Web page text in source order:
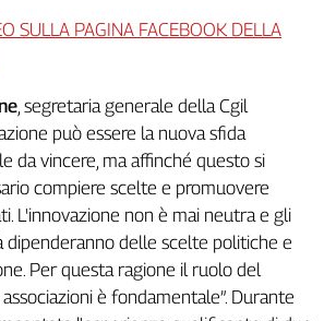
SULLA PAGINA FACEBOOK DELLA
, segretaria generale della Cgil
può essere la nuova sfida
da vincere, ma affinché questo si
compiere scelte e promuovere
L'innovazione non è mai neutra e gli
dipenderanno delle scelte politiche e
Per questa ragione il ruolo del
è fondamentale”. Durante